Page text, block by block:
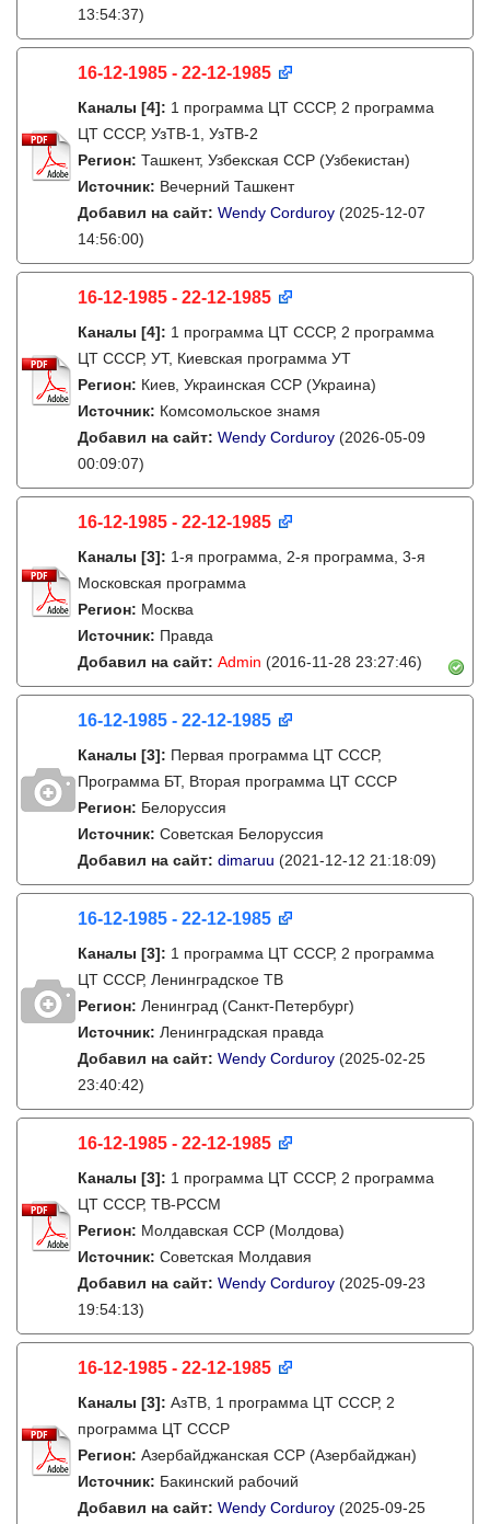
13:54:37)
16-12-1985 - 22-12-1985
Каналы [4]: 1 программа ЦТ СССР, 2 программа
ЦТ СССР, УзТВ-1, УзТВ-2
Регион: Ташкент, Узбекская ССР (Узбекистан)
Источник: Вечерний Ташкент
Добавил на сайт: Wendy Corduroy (2025-12-07
14:56:00)
16-12-1985 - 22-12-1985
Каналы [4]: 1 программа ЦТ СССР, 2 программа
ЦТ СССР, УТ, Киевская программа УТ
Регион: Киев, Украинская ССР (Украина)
Источник: Комсомольское знамя
Добавил на сайт: Wendy Corduroy (2026-05-09
00:09:07)
16-12-1985 - 22-12-1985
Каналы [3]: 1-я программа, 2-я программа, 3-я
Московская программа
Регион: Москва
Источник: Правда
Добавил на сайт: Admin (2016-11-28 23:27:46)
16-12-1985 - 22-12-1985
Каналы [3]: Первая программа ЦТ СССР,
Программа БТ, Вторая программа ЦТ СССР
Регион: Белоруссия
Источник: Советская Белоруссия
Добавил на сайт: dimaruu (2021-12-12 21:18:09)
16-12-1985 - 22-12-1985
Каналы [3]: 1 программа ЦТ СССР, 2 программа
ЦТ СССР, Ленинградское ТВ
Регион: Ленинград (Санкт-Петербург)
Источник: Ленинградская правда
Добавил на сайт: Wendy Corduroy (2025-02-25
23:40:42)
16-12-1985 - 22-12-1985
Каналы [3]: 1 программа ЦТ СССР, 2 программа
ЦТ СССР, ТВ-РССМ
Регион: Молдавская ССР (Молдова)
Источник: Советская Молдавия
Добавил на сайт: Wendy Corduroy (2025-09-23
19:54:13)
16-12-1985 - 22-12-1985
Каналы [3]: АзТВ, 1 программа ЦТ СССР, 2
программа ЦТ СССР
Регион: Азербайджанская ССР (Азербайджан)
Источник: Бакинский рабочий
Добавил на сайт: Wendy Corduroy (2025-09-25